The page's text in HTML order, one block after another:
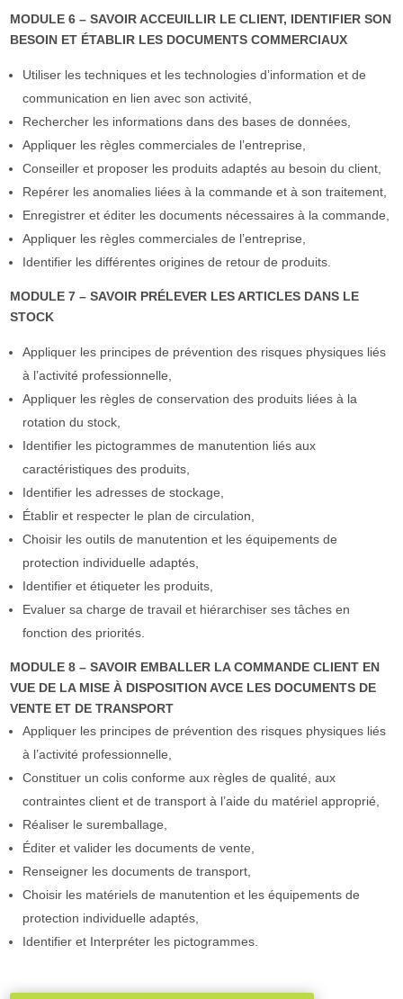
MODULE 6 – SAVOIR ACCEUILLIR LE CLIENT, IDENTIFIER SON
BESOIN ET ÉTABLIR LES DOCUMENTS COMMERCIAUX
Utiliser les techniques et les technologies d’information et de
communication en lien avec son activité,
Rechercher les informations dans des bases de données,
Appliquer les règles commerciales de l’entreprise,
Conseiller et proposer les produits adaptés au besoin du client,
Repérer les anomalies liées à la commande et à son traitement,
Enregistrer et éditer les documents nécessaires à la commande,
Appliquer les règles commerciales de l’entreprise,
Identifier les différentes origines de retour de produits.
MODULE 7 – SAVOIR PRÉLEVER LES ARTICLES DANS LE
STOCK
Appliquer les principes de prévention des risques physiques liés
à l’activité professionnelle,
Appliquer les règles de conservation des produits liées à la
rotation du stock,
Identifier les pictogrammes de manutention liés aux
caractéristiques des produits,
Identifier les adresses de stockage,
Établir et respecter le plan de circulation,
Choisir les outils de manutention et les équipements de
protection individuelle adaptés,
Identifier et étiqueter les produits,
Evaluer sa charge de travail et hiérarchiser ses tâches en
fonction des priorités.
MODULE 8 – SAVOIR EMBALLER LA COMMANDE CLIENT EN
VUE DE LA MISE À DISPOSITION AVCE LES DOCUMENTS DE
VENTE ET DE TRANSPORT
Appliquer les principes de prévention des risques physiques liés
à l’activité professionnelle,
Constituer un colis conforme aux règles de qualité, aux
contraintes client et de transport à l’aide du matériel approprié,
Réaliser le suremballage,
Éditer et valider les documents de vente,
Renseigner les documents de transport,
Choisir les matériels de manutention et les équipements de
protection individuelle adaptés,
Identifier et Interpréter les pictogrammes.